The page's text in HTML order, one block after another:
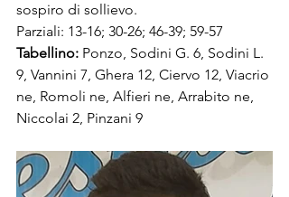
sospiro di sollievo.
Parziali: 13-16; 30-26; 46-39; 59-57
Tabellino: Ponzo, Sodini G. 6, Sodini L.
9, Vannini 7, Ghera 12, Ciervo 12, Viacrio
ne, Romoli ne, Alfieri ne, Arrabito ne,
Niccolai 2, Pinzani 9